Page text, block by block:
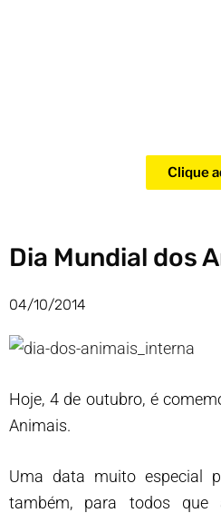
Clique
Dia Mundial dos
04/10/2014
Hoje, 4 de outubro, é
Animais.
Uma data muito especial
também, para todos que